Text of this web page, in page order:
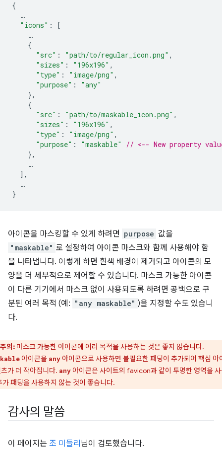
{
…
"icons" :
[
…
{
"src" : "path/to/regular_icon.png" ,
"sizes" : "196x196" ,
"type" : "image/png" ,
"purpose" :
"any"
},
{
"src" : "path/to/maskable_icon.png" ,
"sizes" : "196x196" ,
"type" : "image/png" ,
"purpose" : "maskable"
// <-- New property
},
…
],
…
}
아이콘을 마스킹할 수 있게 하려면 purpose 값을
"maskable" 로 설정하여 아이콘 마스크와 함께 사용해야 함
을 나타냅니다. 이렇게 하면 흰색 배경이 제거되고 아이콘의 모
양을 더 세부적으로 제어할 수 있습니다. 마스크 가능한 아이콘
이 다른 기기에서 마스크 없이 사용되도록 하려면 공백으로 구
분된 여러 목적 (예: "any maskable" )을 지정할 수도 있습니
다.
주의: 마스크 가능한 아이콘에 여러 목적을 사용하는 것은 좋지 않습니다.
아이콘을 any 아이콘으로 사용하면 불필요한 패딩이 추가되어 핵심 아
가 더 작아집니다. any 아이콘은 사이트의 favicon과 같이 투명한 영역을
가 패딩을 사용하지 않는 것이 좋습니다.
감사의 말씀
이 페이지는 조 미들리 님이 검토했습니다.